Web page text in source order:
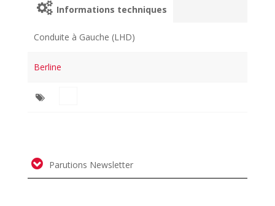
Informations techniques
Conduite à Gauche (LHD)
Berline
Parutions Newsletter